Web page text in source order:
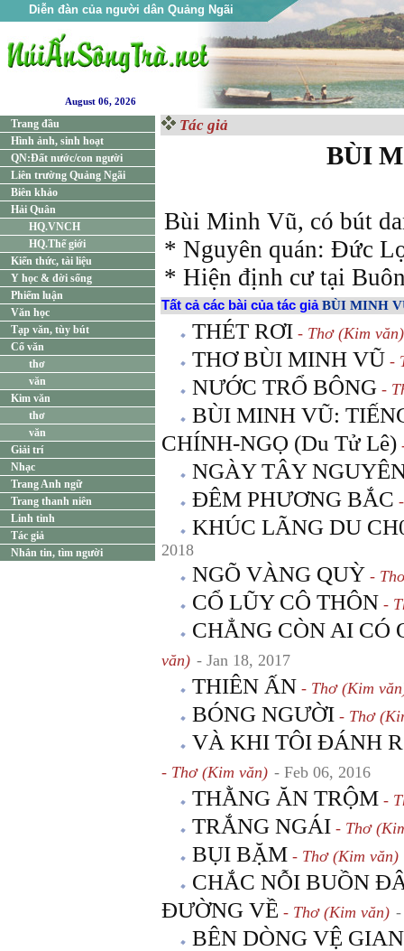
Diễn đàn của người dân Quảng Ngãi
August 06, 2026
Trang đầu
Hình ảnh, sinh hoạt
QN:Đất nước/con người
Liên trường Quảng Ngãi
Biên khảo
Hải Quân
HQ.VNCH
HQ.Thế giới
Kiến thức, tài liệu
Y học & đời sống
Phiếm luận
Văn học
Tạp văn, tùy bút
Cổ văn
thơ
văn
Kim văn
thơ
văn
Giải trí
Nhạc
Trang Anh ngữ
Trang thanh niên
Linh tinh
Tác giả
Nhắn tin, tìm người
Tác giả
BÙI
Bùi Minh Vũ, có bút
* Nguyên quán: Đức
* Hiện định cư tại
Tất cả các bài của tác giảBÙI MINH
THÉT RƠI - Thơ (Kim văn)
THƠ BÙI MINH VŨ -
NƯỚC TRỔ BÔNG -
BÙI MINH VŨ:
CHÍNH-NGỌ (Du Tử Lê)
NGÀY TÂY
ĐÊM PHƯƠNG BẮC
KHÚC LÃNG DU
2018
NGÕ VÀNG QUỲ -
CỔ LŨY CÔ THÔN -
CHẲNG CÒN AI CÓ
văn) - Jan 18, 2017
THIÊN ẤN - Thơ (Kim
BÓNG NGƯỜI - Thơ
VÀ KHI TÔI ĐÁNH
- Thơ (Kim văn) - Feb 06, 2016
THẰNG ĂN TRỘM -
TRẮNG NGÁI - Thơ
BỤI BẶM - Thơ (Kim văn)
CHẮC NỖI BUỒN
ĐƯỜNG VỀ - Thơ (Kim văn) -
BÊN DÒNG VỆ